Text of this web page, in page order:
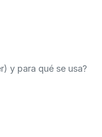
y para qué se usa?